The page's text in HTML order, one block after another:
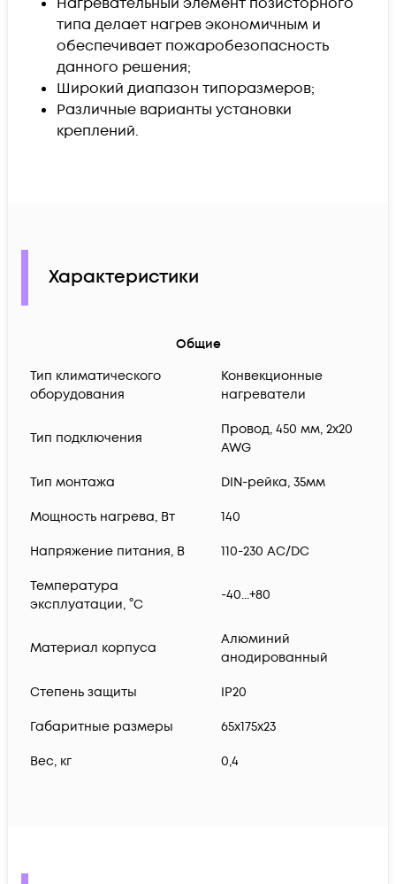
типа делает нагрев экономичным и
обеспечивает пожаробезопасность
данного решения;
Широкий диапазон типоразмеров;
Различные варианты установки
креплений.
Характеристики
Общие
Тип климатического
оборудования
Конвекционные
нагреватели
Тип подключения
Провод, 450 мм, 2x20
AWG
Тип монтажа DIN-рейка, 35мм
Мощность нагрева, Вт 140
Нaпряжение питания, В 110-230 AC/DC
Температура
эксплуатации, °С
-40...+80
Материал корпуса
Алюминий
анодированный
Степень защиты IP20
Габаритные размеры 65x175x23
Вес, кг 0,4